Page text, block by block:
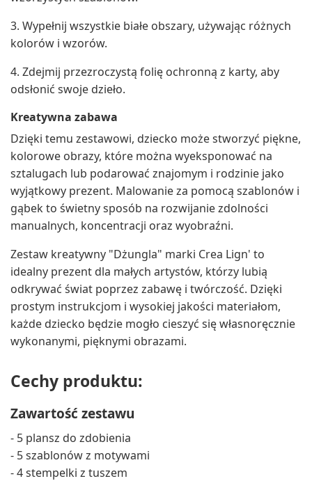
3. Wypełnij wszystkie białe obszary, używając różnych
kolorów i wzorów.
4. Zdejmij przezroczystą folię ochronną z karty, aby
odsłonić swoje dzieło.
Kreatywna zabawa
Dzięki temu zestawowi, dziecko może stworzyć piękne,
kolorowe obrazy, które można wyeksponować na
sztalugach lub podarować znajomym i rodzinie jako
wyjątkowy prezent. Malowanie za pomocą szablonów i
gąbek to świetny sposób na rozwijanie zdolności
manualnych, koncentracji oraz wyobraźni.
Zestaw kreatywny "Dżungla" marki Crea Lign' to
idealny prezent dla małych artystów, którzy lubią
odkrywać świat poprzez zabawę i twórczość. Dzięki
prostym instrukcjom i wysokiej jakości materiałom,
każde dziecko będzie mogło cieszyć się własnoręcznie
wykonanymi, pięknymi obrazami.
Cechy produktu:
Zawartość zestawu
- 5 plansz do zdobienia
- 5 szablonów z motywami
- 4 stempelki z tuszem